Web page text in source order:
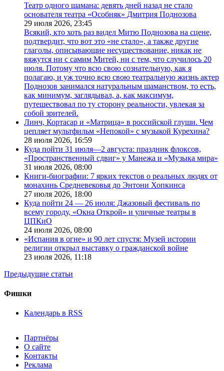
Театр одного шамана: девять дней назад не стало
основателя театра «Особняк» Дмитрия Поднозова
29 июля 2026, 23:45
Всякий, кто хоть раз видел Митю Поднозова на сцене,
подтвердит, что вот это «не стало», а также другие
глаголы, описывающие несуществование, никак не
вяжутся ни с самим Митей, ни с тем, что случилось 20
июля. Потому что всю свою сознательную, как я
полагаю, и уж точно всю свою театральную жизнь актер
Поднозов занимался натуральным шаманством, то есть,
как минимум, заглядывал, а, как максимум,
путешествовал по ту сторону реальности, увлекая за
собой зрителей.
Линч, Кортасар и «Матрица» в российской глуши. Чем
цепляет мультфильм «Непокой» с музыкой Курехина?
28 июля 2026, 16:59
Куда пойти 31 июля—2 августа: праздник флоксов,
«Пространственный сдвиг» у Манежа и «Музыка мира»
31 июля 2026, 08:00
Книги-биографии: 7 ярких текстов о реальных людях от
монахинь Средневековья до Энтони Хопкинса
27 июля 2026, 18:00
Куда пойти 24 — 26 июля: Джазовый фестиваль по
всему городу, «Окна Открой» и уличные театры в
ЦПКиО
24 июля 2026, 08:00
«Испания в огне» и 90 лет спустя: Музей истории
религии открыл выставку о гражданской войне
23 июля 2026, 11:18
Предыдущие статьи
Фишки
Календарь в RSS
Партнёры
О сайте
Контакты
Реклама